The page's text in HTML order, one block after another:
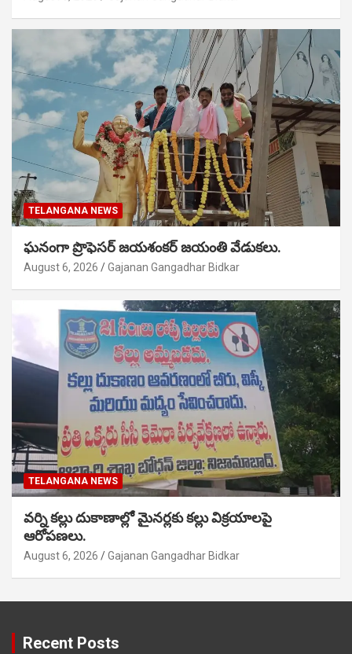
TELANGANA NEWS
ఘనంగా ప్రొఫెసర్ జయశంకర్ జయంతి వేడుకలు.
August 6, 2026 Gajanan Gangadhar Bidkar
TELANGANA NEWS
వర్ని కల్లు దుకాణాల్లో మైనర్లకు కల్లు విక్రయాలపై
ఆరోపణలు.
August 6, 2026 Gajanan Gangadhar Bidkar
Recent Posts